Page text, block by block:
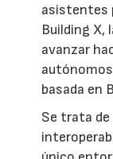
asistentes
Building X,
avanzar
basada en
Se trata